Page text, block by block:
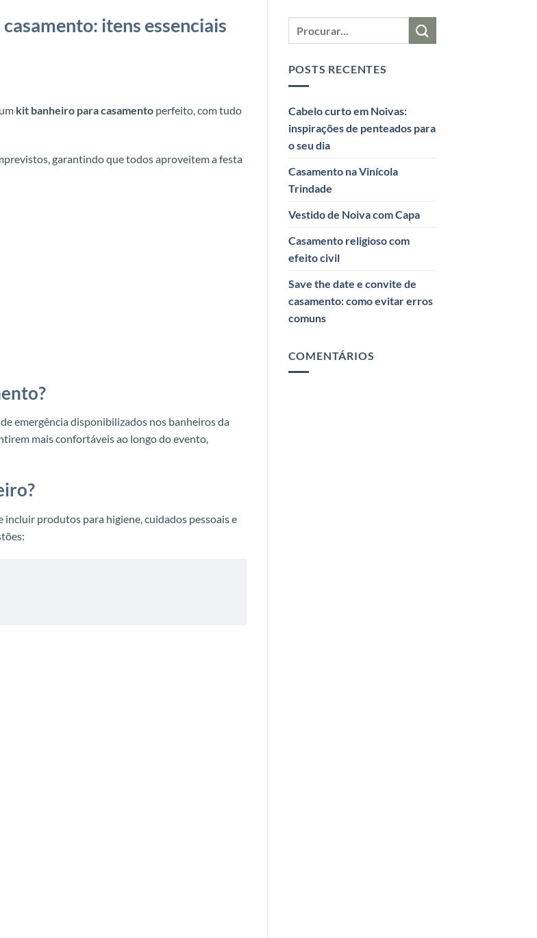
itens essenciais
kit banheiro para casamento perfeito, com tudo
garantindo que todos aproveitem a festa
emergência disponibilizados nos banheiros da
mais confortáveis ao longo do evento,
produtos para higiene, cuidados pessoais e
POSTS RECENTES
Cabelo curto em Noivas:
inspirações de penteados para
o seu dia
Casamento na Vinícola
Trindade
Vestido de Noiva com Capa
Casamento religioso com
efeito civil
Save the date e convite de
casamento: como evitar erros
comuns
COMENTÁRIOS